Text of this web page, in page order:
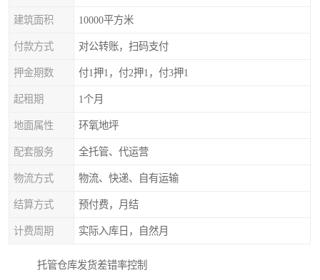
建筑面积 10000平方米
付款方式 对公转账，扫码支付
押金期数 付1押1，付2押1，付3押1
起租期 1个月
地面属性 环氧地坪
配套服务 全托管、代运营
物流方式 物流、快递、自有运输
结算方式 预付费，月结
计费周期 实际入库日，自然月
托管仓库发货差错率控制